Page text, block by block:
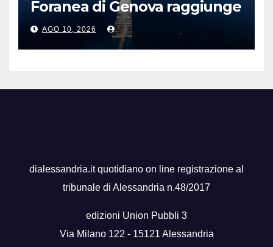
Foranea di Genova raggiunge
1,5 chilometri di lunghezza
AGO 10, 2026
dialessandria.it quotidiano on line registrazione al
tribunale di Alessandria n.48/2017
edizioni Union Pubbli 3
Via Milano 122 - 15121 Alessandria